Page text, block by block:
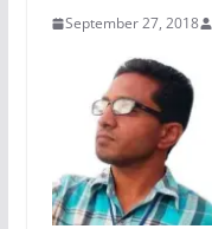
September 27, 2018